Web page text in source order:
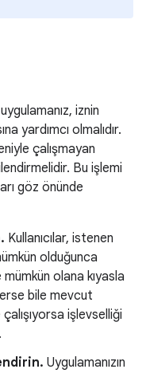
iznin
yardımcı olmalıdır.
çalışmayan
Bu işlemi
göz önünde
Kullanıcılar, istenen
olduğunca
olana kıyasla
bile mevcut
işlevselliği
Uygulamanızın